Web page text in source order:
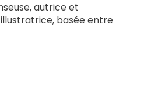
autrice et
basée entre